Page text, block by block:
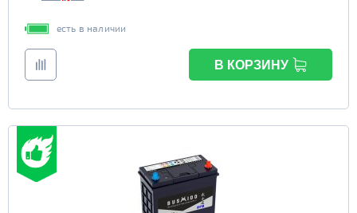
есть в наличии
В КОРЗИНУ